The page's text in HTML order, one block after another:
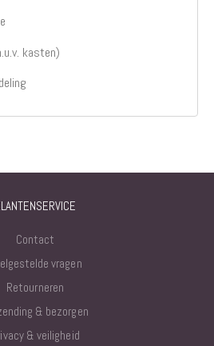
kasten)
Contact
vragen
Retourneren
& bezorgen
& veiligheid